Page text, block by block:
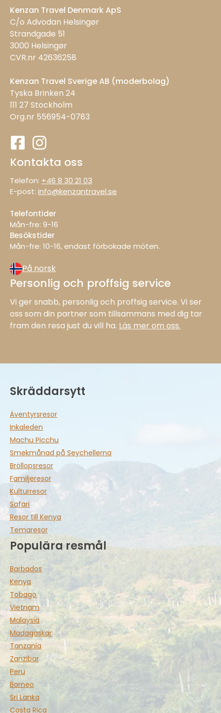
Kenzan Travel Denmark ApS
C/o Advodan Helsingør
Strandgade 51
3000 Helsingør
CVR.nr 42636258
Kenzan Travel Sverige AB (moderbolag)
Tyska Brinken 24
111 27 Stockholm
Org.nr 556954-0783
Kontakta oss
Telefon: +46 8 30 21 03
E-post: info@kenzantravel.se
Telefontider
Mån-fre: 9−16
Besökstider
Mån−fre: 10−16, endast förbokade möten.
På norsk
Personlig och proffsig service
Vi ger snabb, personlig och proffsig service. Vi ser
oss som din partner som tillsammans med dig tar
fram den resa just du vill ha. Läs mer om oss.
Skräddarsytt
Äventyrsresor
Inkaleden
Machu Picchu
Smekmånad på Seychellerna
Bröllopsresor
Familjeresor
Kulturresor
Safari
Resor till Kenya
Temaresor
Populära resmål
Barbados
Kenya
Tobago
Vietnam
Malaysia
Madagaskar
Tanzania
Zanzibar
Peru
Borneo
Sri Lanka
Costa Rica